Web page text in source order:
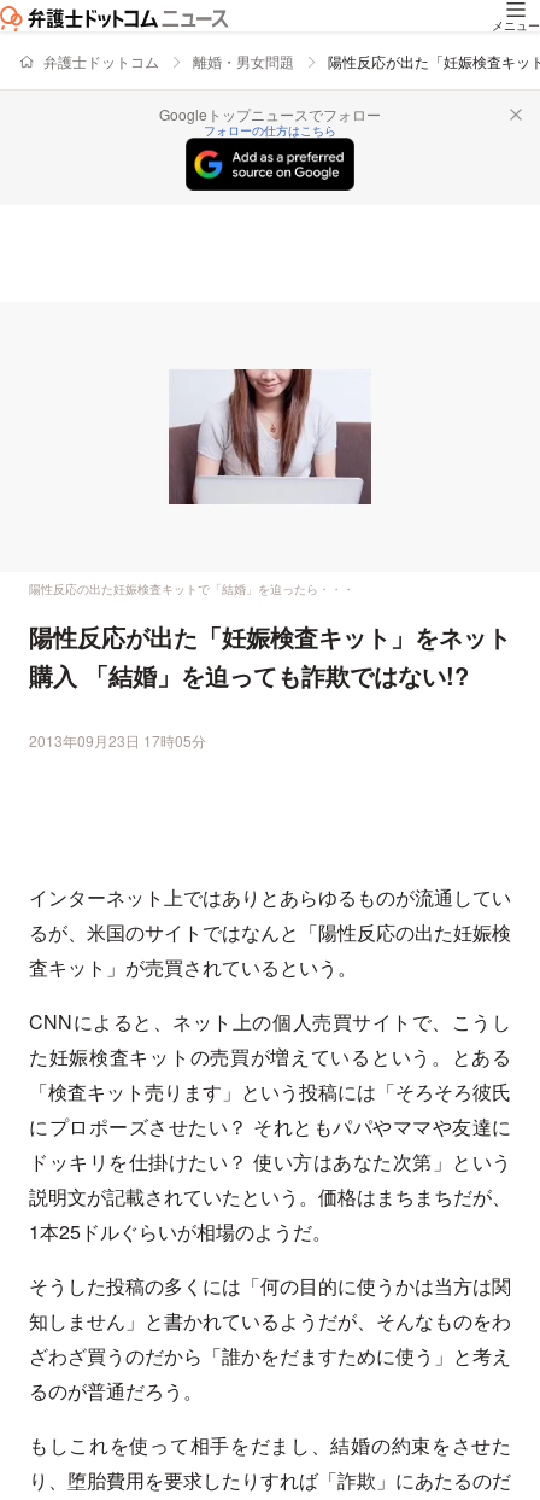
メニュー
弁護士ドットコム 離婚・男女問題 陽性反応が出た「妊娠検査キッ
Googleトップニュースでフォロー
フォローの仕方はこちら
陽性反応の出た妊娠検査キットで「結婚」を迫ったら・・・
陽性反応が出た「妊娠検査キット」をネット
購入 「結婚」を迫っても詐欺ではない!?
2013年09月23日 17時05分
インターネット上ではありとあらゆるものが流通してい
るが、米国のサイトではなんと「陽性反応の出た妊娠検
査キット」が売買されているという。
CNNによると、ネット上の個人売買サイトで、こうし
た妊娠検査キットの売買が増えているという。とある
「検査キット売ります」という投稿には「そろそろ彼氏
にプロポーズさせたい？ それともパパやママや友達に
ドッキリを仕掛けたい？ 使い方はあなた次第」という
説明文が記載されていたという。価格はまちまちだが、
1本25ドルぐらいが相場のようだ。
そうした投稿の多くには「何の目的に使うかは当方は関
知しません」と書かれているようだが、そんなものをわ
ざわざ買うのだから「誰かをだますために使う」と考え
るのが普通だろう。
もしこれを使って相手をだまし、結婚の約束をさせた
り、堕胎費用を要求したりすれば「詐欺」にあたるのだ